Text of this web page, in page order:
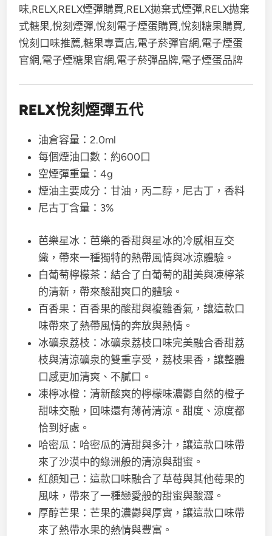
RELX悅刻煙彈五代
油倉容量：2.0ml
每個煙油口數：約600口
空煙彈重量：4g
煙油主要成分：甘油，丙二醇，尼古丁，香料
尼古丁含量：3%
芭樂星冰：芭樂的香甜與星冰的冷感相互交
織，帶來一種獨特的熱帶風情與冰涼體驗。
白葡萄檸檬茶：結合了白葡萄的甜美與凍檸茶
的清新，帶來酸甜爽口的體驗。
百香果：百香果的酸甜與複雜香氣，讓這款口
味帶來了熱帶風情的奔放與熱情。
冰礦泉荔枝：冰礦泉荔枝口味完美融合香甜荔
枝與清涼礦泉的雙重享受，荔枝果香，讓整體
口感更加清爽、不膩口。
凍檸冰橙：清新酸爽的檸檬味濃鬱自然的橙子
甜味交融，回味還有薄荷清涼。甜度、涼度都
恰到好處。
哈密瓜：哈密瓜的清甜與多汁，讓這款口味帶
來了沙漠中的綠洲般的清涼與甜蜜。
紅顏知己：這款口味融合了草莓與其他莓果的
風味，帶來了一種戀愛般的甜蜜與酸澀。
厚醇芒果：芒果的濃鬱與厚實，讓這款口味帶
來了熱帶水果的熱情與豐富。